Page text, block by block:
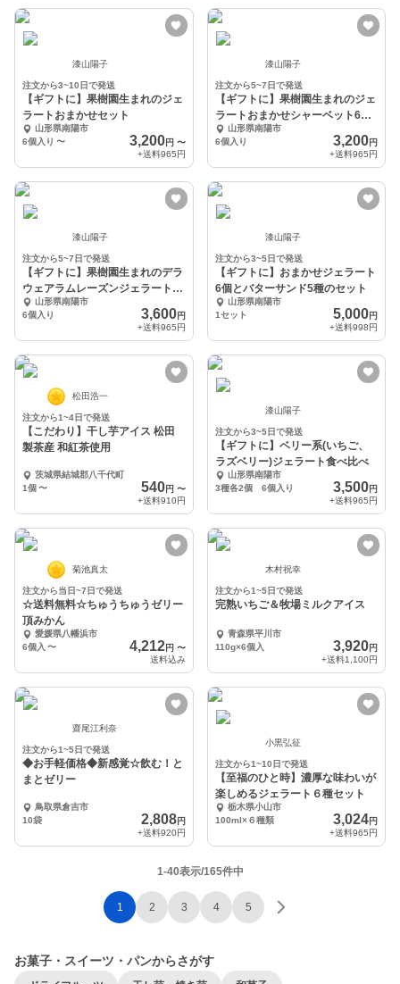
漆山陽子
注文から3~10日で発送
【ギフトに】果樹園生まれのジェ
ラートおまかせセット
山形県南陽市
6個入り 〜 3,200円 〜
+送料965円
漆山陽子
注文から5~7日で発送
【ギフトに】果樹園生まれのジェ
ラートおまかせシャーベット6個
セット
山形県南陽市
6個入り
3,200円
+送料965円
漆山陽子
注文から5~7日で発送
【ギフトに】果樹園生まれのデラ
ウェアラムレーズンジェラート6
個セット
山形県南陽市
6個入り
3,600円
+送料965円
漆山陽子
注文から3~5日で発送
【ギフトに】おまかせジェラート
6個とバターサンド5種のセット
山形県南陽市
1セット
5,000円
+送料998円
松田浩一
注文から1~4日で発送
【こだわり】干し芋アイス 松田
製茶産 和紅茶使用
茨城県結城郡八千代町
1個 〜 540円 〜
+送料910円
漆山陽子
注文から3~5日で発送
【ギフトに】ベリー系(いちご、
ラズベリー)ジェラート食べ比べ
山形県南陽市
3種各2個 6個入り
3,500円
+送料965円
菊池真太
注文から当日~7日で発送
☆送料無料☆ちゅうちゅうゼリー
頂みかん
愛媛県八幡浜市
6個入 〜 4,212円 〜
送料込み
木村祝幸
注文から1~5日で発送
完熟いちご＆牧場ミルクアイス
青森県平川市
110g×6個入
3,920円
+送料1,100円
齋尾江利奈
注文から1~5日で発送
◆お手軽価格◆新感覚☆飲む！と
まとゼリー
鳥取県倉吉市
10袋
2,808円
+送料920円
小黒弘征
注文から1~10日で発送
【至福のひと時】濃厚な味わいが
楽しめるジェラート６種セット
栃木県小山市
100ml×６種類
3,024円
+送料965円
1-40表示/165件中
1 2 3 4 5
お菓子・スイーツ・パンからさがす